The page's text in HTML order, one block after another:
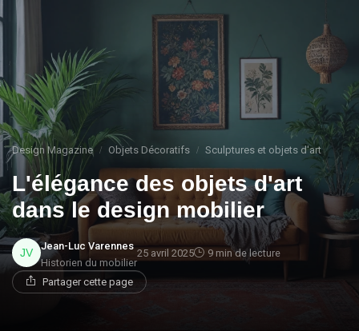
Design Magazine Objets Décoratifs Sculptures et objets d'art
L'élégance des objets d'art
dans le design mobilier
Jean-Luc Varennes
Historien du mobilier
25 avril 2025 9 min de lecture
Partager cette page